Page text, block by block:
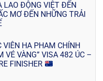
LAO ĐỘNG VIỆT ĐẾN
MƠ ĐẾN NHỮNG TRẢI
VIÊN HA PHAM CHÍNH
VÉ VÀNG” VISA 482 ÚC –
FINISHER